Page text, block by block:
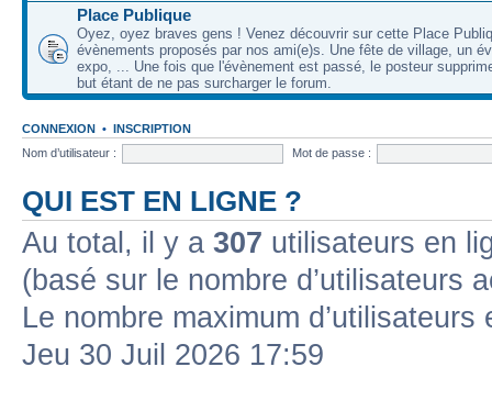
Place Publique
Oyez, oyez braves gens ! Venez découvrir sur cette Place
évènements proposés par nos ami(e)s. Une fête de village, un
expo, ... Une fois que l'évènement est passé, le posteur
but étant de ne pas surcharger le forum.
CONNEXION • INSCRIPTION
Nom d’utilisateur :
Mot de passe :
QUI EST EN LIGNE ?
Au total, il y a 307 utilisateurs en
(basé sur le nombre d’utilisateurs
Le nombre maximum
Jeu 30 Juil 2026 17:59